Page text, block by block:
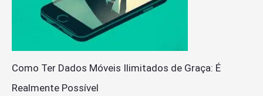
Como Ter Dados Móveis Ilimitados de Graça: É
Realmente Possível